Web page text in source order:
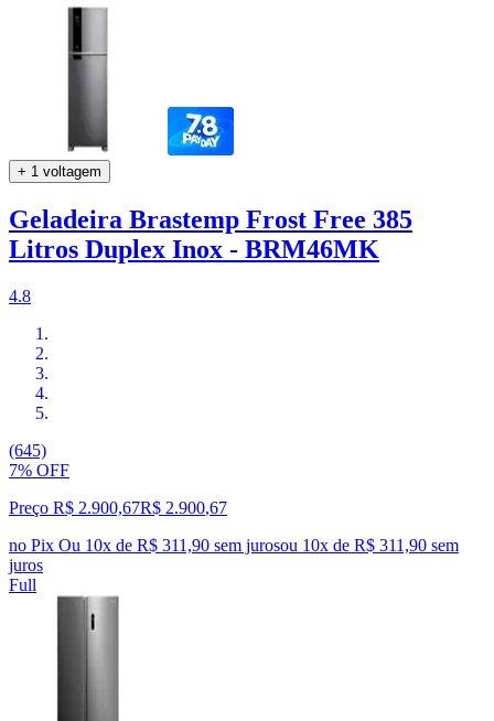
+ 1 voltagem
Geladeira Brastemp Frost Free 385
Litros Duplex Inox - BRM46MK
4.8
(645)
7% OFF
Preço R$ 2.900,67R$ 2.900,67
no Pix Ou 10x de R$ 311,90 sem jurosou 10x de R$ 311,90 sem
juros
Full